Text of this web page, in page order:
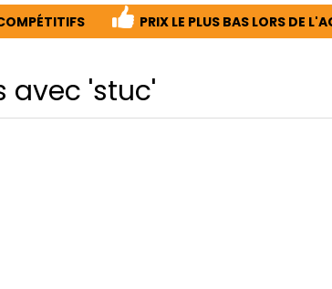
PRIX ​​LE PLUS BAS LORS DE
avec 'stuc'